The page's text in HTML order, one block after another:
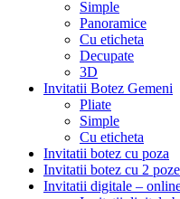
Simple
Panoramice
Cu eticheta
Decupate
3D
Invitatii Botez Gemeni
Pliate
Simple
Cu eticheta
Invitatii botez cu poza
Invitatii botez cu 2 poze
Invitatii digitale –